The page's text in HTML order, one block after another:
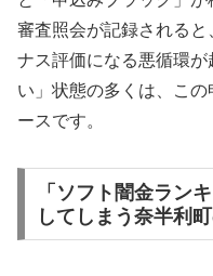
審査照会が記録される
ナス評価になる悪循環
い」状態の多くは、こ
ースです。
「ソフト闇金ラン
してしまう奈半利